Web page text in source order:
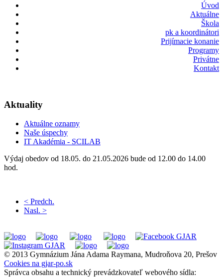
Úvod
Aktuálne
Škola
pk a koordinátori
Prijímacie konanie
Programy
Privátne
Kontakt
Aktuality
Aktuálne oznamy
Naše úspechy
IT Akadémia - SCILAB
Výdaj obedov od 18.05. do 21.05.2026 bude od 12.00 do 14.00
hod.
< Predch.
Nasl. >
© 2013 Gymnázium Jána Adama Raymana, Mudroňova 20, Prešov
Cookies na gjar-po.sk
Správca obsahu a technický prevádzkovateľ webového sídla: